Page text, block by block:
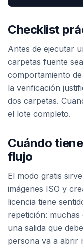
Checklist
Antes de ejecutar
carpetas fuente
comportamiento
la verificación
dos carpetas.
el lote completo.
Cuándo
flujo
El modo gratis
imágenes ISO y
licencia tiene
repetición:
una salida que
persona va a abrir